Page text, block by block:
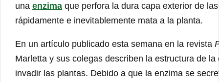
una enzima que perfora la dura capa exterior de
rápidamente e inevitablemente mata a la planta.
En un artículo publicado esta semana en la revista
Marletta y sus colegas describen la estructura de
invadir las plantas. Debido a que la enzima se